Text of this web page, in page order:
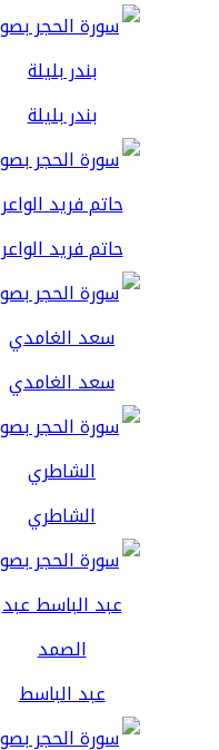
بندر بليلة
حاتم فريد الواعر
سعد الغامدي
الشاطري
عبد الباسط